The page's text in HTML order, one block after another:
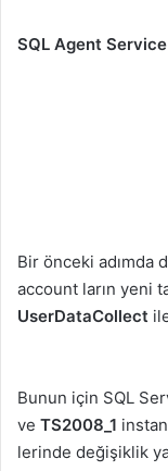
SQL Agent
Bir önceki adımda
account ların yeni
UserDataCollect
Bunun için SQL
ve TS2008_1
lerinde değişiklik